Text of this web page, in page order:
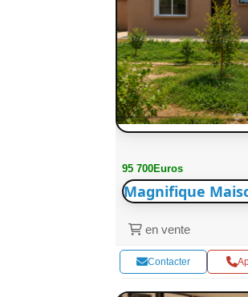
95 700Euros
Magnifique
en vente
Contacter